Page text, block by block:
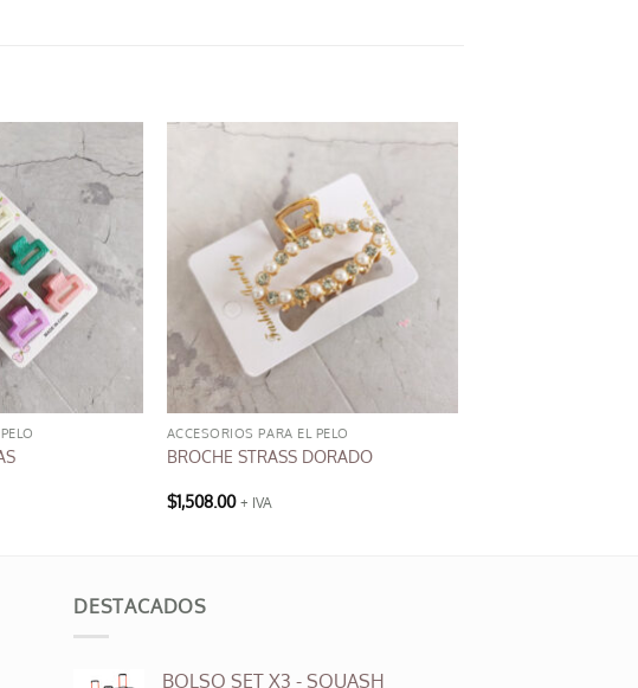
ACCESORIOS PARA EL PELO
BROCHE STRASS DORADO
$1,508.00 + IVA
DESTACADOS
BOLSO SET X3 - SQUASH